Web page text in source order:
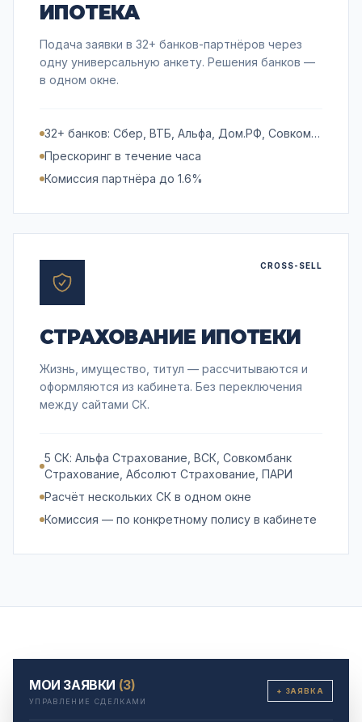
ИПОТЕКА
Подача заявки в 32+ банков-партнёров через
одну универсальную анкету. Решения банков —
в одном окне.
32+ банков: Сбер, ВТБ, Альфа, Дом.РФ, Совком…
Прескоринг в течение часа
Комиссия партнёра до 1.6%
CROSS-SELL
СТРАХОВАНИЕ ИПОТЕКИ
Жизнь, имущество, титул — рассчитываются и
оформляются из кабинета. Без переключения
между сайтами СК.
5 СК: Альфа Страхование, ВСК, Совкомбанк
Страхование, Абсолют Страхование, ПАРИ
Расчёт нескольких СК в одном окне
Комиссия — по конкретному полису в кабинете
МОИ ЗАЯВКИ (3)
УПРАВЛЕНИЕ СДЕЛКАМИ
+ ЗАЯВКА